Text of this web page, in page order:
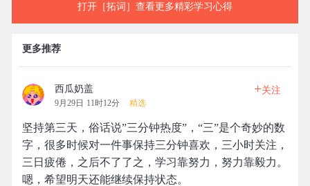
打开［拓词］查看更多精彩学习心得
更多推荐
西瓜奶盖
9月29日 11时12分 精选
+关注
坚持第三天，俗话说”三分钟热度”，“三”是个奇妙的数
字，很多时候对一件事保持三分钟喜欢，三小时关注，
三日疲倦，之后不了了之，学习靠努力，努力靠毅力。
嗯，希望明天还能继续保持状态。